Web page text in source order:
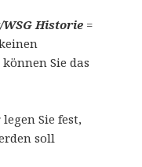
Historie =
Sie das
Sie fest,
soll